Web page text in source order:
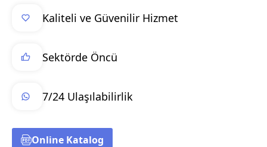
Kaliteli ve Güvenilir Hizmet
Sektörde Öncü
7/24 Ulaşılabilirlik
Online Katalog